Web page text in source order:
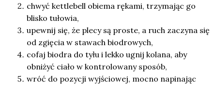
chwyć kettlebell obiema rękami, trzymając go
blisko tułowia,
upewnij się, że plecy są proste, a ruch zaczyna się
od zgięcia w stawach biodrowych,
cofaj biodra do tyłu i lekko ugnij kolana, aby
obniżyć ciało w kontrolowany sposób,
wróć do pozycji wyjściowej, mocno napinając